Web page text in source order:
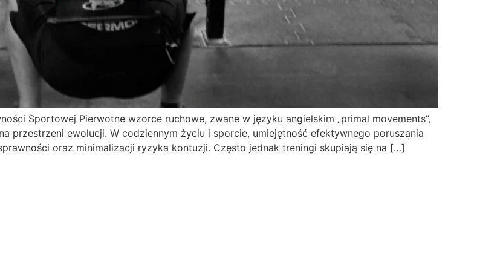
Sportowej Pierwotne wzorce ruchowe, zwane w języku angielskim „primal movements”,
przestrzeni ewolucji. W codziennym życiu i sporcie, umiejętność efektywnego poruszania
oraz minimalizacji ryzyka kontuzji. Często jednak treningi skupiają się na […]